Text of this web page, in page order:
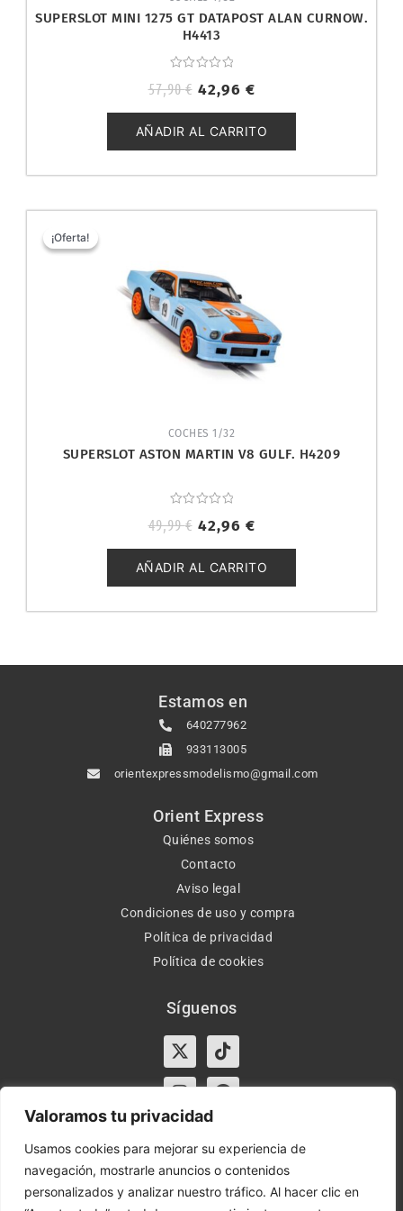
Valoramos tu privacidad
Usamos cookies para mejorar su experiencia de
navegación, mostrarle anuncios o contenidos
personalizados y analizar nuestro tráfico. Al hacer clic en
SUPERSLOT MINI 1275 GT DATAPOST ALAN CURNOW.
H4413
con
de
5
57,90€ 42,96 €
AÑADIR AL CARRITO
¡Oferta!
¡Oferta!
COCHES 1/32
SUPERSLOT ASTON MARTIN V8 GULF. H4209
con
de
5
49,99€
era:
49,99 €.
42,96 €
AÑADIR AL CARRITO
Estamos en
640277962
933113005
orientexpressmodelismo@gmail.com
Orient Express
Quiénes somos
Contacto
Aviso legal
Condiciones de uso y compra
Política de privacidad
Política de cookies
Síguenos
X-
twitter
Tiktok
InstagramFacebook
Horario:
Lun-Vie de 10:00-13:30 y 17:00-20:00 – Sáb de
10:00-13:30